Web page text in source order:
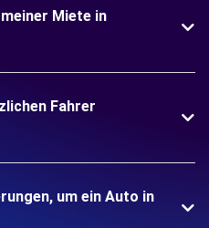
Miete in
Fahrer
um ein Auto in